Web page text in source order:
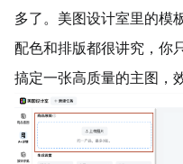
多了。美图设计室里的模
配色和排版都很讲究，你
搞定一张高质量的主图，